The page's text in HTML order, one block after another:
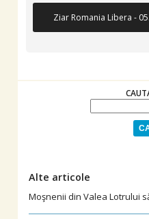
Ziar Romania Libera -
Alte articole
Moşnenii din Valea Lotrului